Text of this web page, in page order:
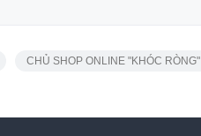
CHỦ SHOP ONLINE "KHÓC RÒNG"